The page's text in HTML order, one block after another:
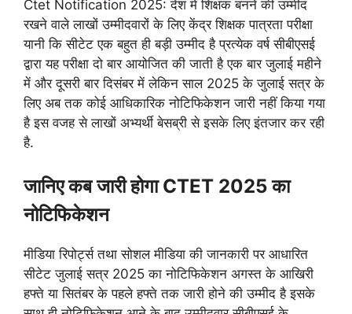
Ctet Notification 2025: देश में शिक्षक बनने की उम्मीद
रखने वाले लाखों उम्मीदवारों के लिए केंद्र शिक्षक पात्रता परीक्षा
यानी कि सीटेट एक बहुत ही बड़ी उम्मीद है प्रत्येक वर्ष सीबीएसई
द्वारा यह परीक्षा दो बार आयोजित की जाती है एक बार जुलाई महीने
में और दूसरी बार दिसंबर में लेकिन साल 2025 के जुलाई सत्र के
लिए अब तक कोई आधिकारिक नोटिफिकेशन जारी नहीं किया गया
है इस वजह से लाखों अभ्यर्थी बेसब्री से इसके लिए इंतजार कर रही
है.
जानिए कब जारी होगा CTET 2025 का
नोटिफिकेशन
मीडिया रिपोर्ट्स तथा सोशल मीडिया की जानकारी पर आधारित
सीटेट जुलाई सत्र 2025 का नोटिफिकेशन अगस्त के आखिरी
हफ्ते या सितंबर के पहले हफ्ते तक जारी होने की उम्मीद है इसके